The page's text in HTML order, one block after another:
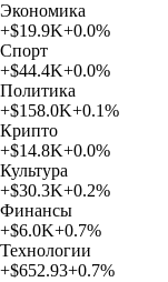
Экономика
+$19.9K+0.0%
Спорт
+$44.4K+0.0%
Политика
+$158.0K+0.1%
Крипто
+$14.8K+0.0%
Культура
+$30.3K+0.2%
Финансы
+$6.0K+0.7%
Технологии
+$652.93+0.7%